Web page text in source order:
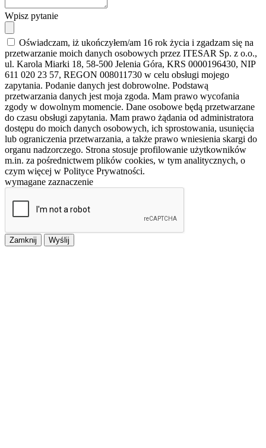
Wpisz pytanie
Oświadczam, iż ukończyłem/am 16 rok życia i zgadzam się na
przetwarzanie moich danych osobowych przez ITESAR Sp. z o.o.,
ul. Karola Miarki 18, 58-500 Jelenia Góra, KRS 0000196430, NIP
611 020 23 57, REGON 008011730 w celu obsługi mojego
zapytania. Podanie danych jest dobrowolne. Podstawą
przetwarzania danych jest moja zgoda. Mam prawo wycofania
zgody w dowolnym momencie. Dane osobowe będą przetwarzane
do czasu obsługi zapytania. Mam prawo żądania od administratora
dostępu do moich danych osobowych, ich sprostowania, usunięcia
lub ograniczenia przetwarzania, a także prawo wniesienia skargi do
organu nadzorczego. Strona stosuje profilowanie użytkowników
m.in. za pośrednictwem plików cookies, w tym analitycznych, o
czym więcej w Polityce Prywatności.
wymagane zaznaczenie
Zamknij Wyślij